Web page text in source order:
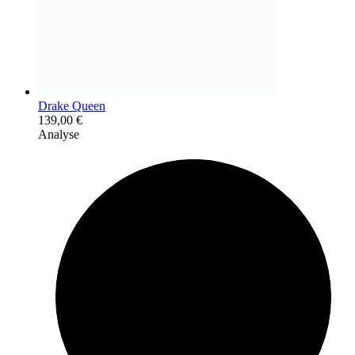
Drake Queen
139,00 €
Analyse